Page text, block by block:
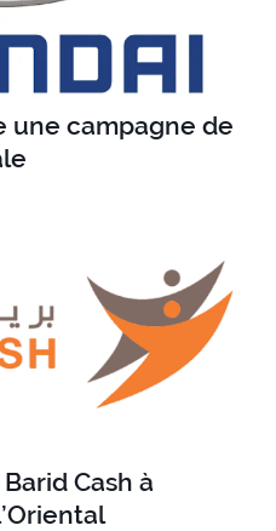
une campagne de
Cash à